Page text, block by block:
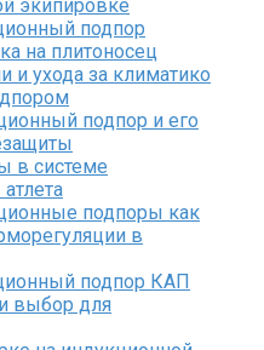
экипировке
подпор
на плитоносец
и ухода за климатико
подпор и его
в системе
подпоры как
в
подпор КАП
выбор для